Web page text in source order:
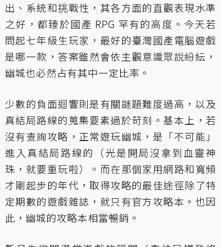
出、系統和挑戰性，其各方面的直觀表現水準
之好，都臻於國產 RPG 罕有的高度。今天若
問起七年級生玩家，最好的臺灣國產電腦遊戲
是哪一款，答案雖然會依主觀意識眾說紛紜，
幽城也必然占有其中一定比率。
少數的負面迴響則是有關謎題難度過高，以及
真結局路線的蒐集要素過於苛刻。基本上，若
沒有查詢攻略，正常遊玩幽城，是「不可能」
進入真結局路線的（光是開局沒拿到血靈神
珠，就要重玩啦）。而在那個家用網路和寬頻
才剛起步的年代，取得攻略的最佳途徑除了特
定期數的遊戲雜誌，就只有官方攻略本。也因
此，幽城的攻略本相當暢銷。